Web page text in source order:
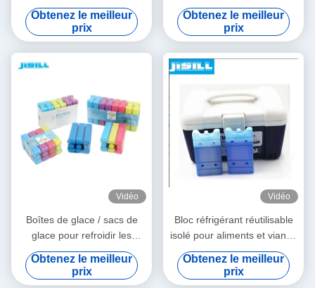
par la FDA pour le transport
médical et alimentaire,
durables et étanches, forme
personnalisée
Obtenez le meilleur
prix
réfrigération Ice Pack Pour
utilisation médicale en
extérieur
Obtenez le meilleur
prix
Vidéo
Boîtes de glace / sacs de
glace pour refroidir les
boîtes de déjeuner
Obtenez le meilleur
prix
Vidéo
Bloc réfrigérant réutilisable
isolé pour aliments et viande
350 ml 2-8°C pour usage
médical et extérieur,
ventilateur de
Obtenez le meilleur
prix